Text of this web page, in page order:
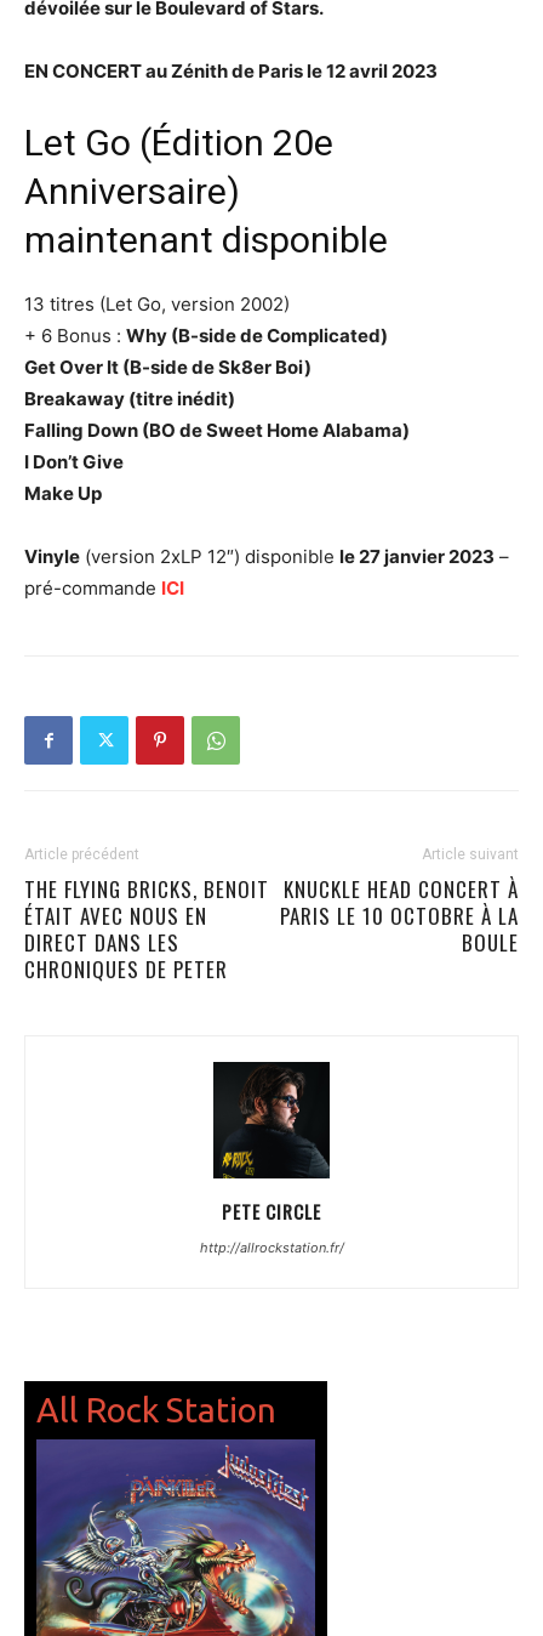
dévoilée sur le Boulevard of Stars.
EN CONCERT au Zénith de Paris le 12 avril 2023
Let Go (Édition 20e
Anniversaire)
maintenant disponible
13 titres (Let Go, version 2002)
+ 6 Bonus : Why (B-side de Complicated)
Get Over It (B-side de Sk8er Boi)
Breakaway (titre inédit)
Falling Down (BO de Sweet Home Alabama)
I Don’t Give
Make Up
Vinyle (version 2xLP 12″) disponible le 27 janvier 2023 –
pré-commande ICI
Article précédent
THE FLYING BRICKS, BENOIT
ÉTAIT AVEC NOUS EN
DIRECT DANS LES
CHRONIQUES DE PETER
Article suivant
KNUCKLE HEAD CONCERT À
PARIS LE 10 OCTOBRE À LA
BOULE
PETE CIRCLE
http://allrockstation.fr/